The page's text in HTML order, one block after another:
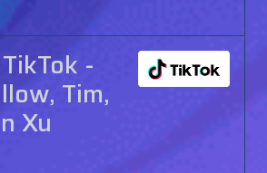
-
Tim,
Xu